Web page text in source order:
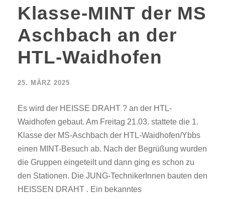
Klasse-MINT der MS
Aschbach an der
HTL-Waidhofen
25. MÄRZ 2025
Es wird der HEISSE DRAHT ? an der HTL-
Waidhofen gebaut. Am Freitag 21.03. stattete die 1.
Klasse der MS-Aschbach der HTL-Waidhofen/Ybbs
einen MINT-Besuch ab. Nach der Begrüßung wurden
die Gruppen eingeteilt und dann ging es schon zu
den Stationen. Die JUNG-TechnikerInnen bauten den
HEISSEN DRAHT . Ein bekanntes